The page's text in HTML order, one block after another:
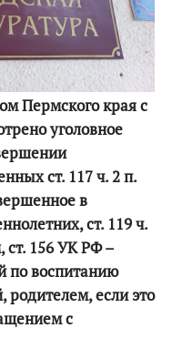
Пермского края с
уголовное
ст. 117 ч. 2 п.
в
ст. 119 ч.
ст. 156 УК РФ –
по воспитанию
родителем, если это
с